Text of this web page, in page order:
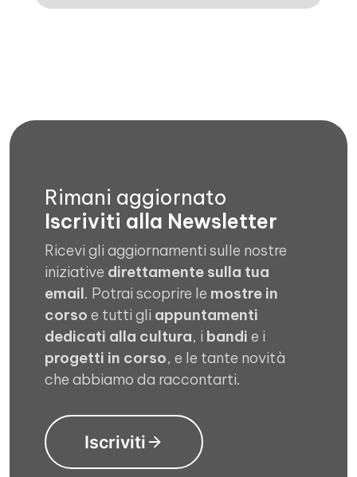
Rimani aggiornato
Iscriviti alla Newsletter
Ricevi gli aggiornamenti sulle nostre
iniziative direttamente sulla tua
email. Potrai scoprire le mostre in
corso e tutti gli appuntamenti
dedicati alla cultura, i bandi e i
progetti in corso, e le tante novità
che abbiamo da raccontarti.
Iscriviti